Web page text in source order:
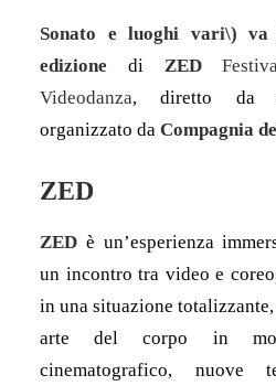
Sonato e luoghi vari\) va
edizione di ZED
Videodanza, diretto
organizzato da Compagnia
ZED
ZED è un’esperienza
un incontro tra video e
in una situazione
arte del corpo in
cinematografico, nuove